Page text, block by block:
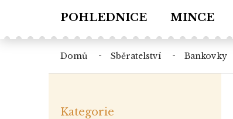
POHLEDNICE MINCE
domů sběratelství bankovky
kategorie
Kategorie